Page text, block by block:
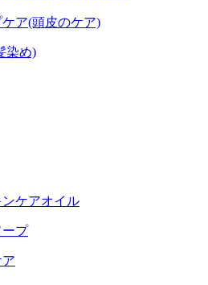
ケア(頭皮のケア)
染め)
ケアオイル
ープ